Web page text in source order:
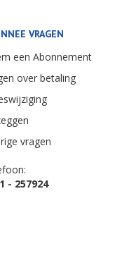
VRAGEN
een Abonnement
over betaling
vragen
- 257924